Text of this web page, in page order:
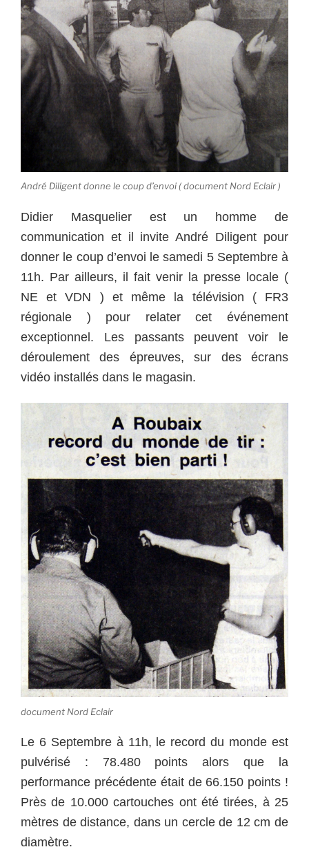
André Diligent donne le coup d’envoi ( document Nord Eclair )
Didier Masquelier est un homme de
communication et il invite André Diligent pour
donner le coup d’envoi le samedi 5 Septembre à
11h. Par ailleurs, il fait venir la presse locale (
NE et VDN ) et même la télévision ( FR3
régionale ) pour relater cet événement
exceptionnel. Les passants peuvent voir le
déroulement des épreuves, sur des écrans
vidéo installés dans le magasin.
document Nord Eclair
Le 6 Septembre à 11h, le record du monde est
pulvérisé : 78.480 points alors que la
performance précédente était de 66.150 points !
Près de 10.000 cartouches ont été tirées, à 25
mètres de distance, dans un cercle de 12 cm de
diamètre.